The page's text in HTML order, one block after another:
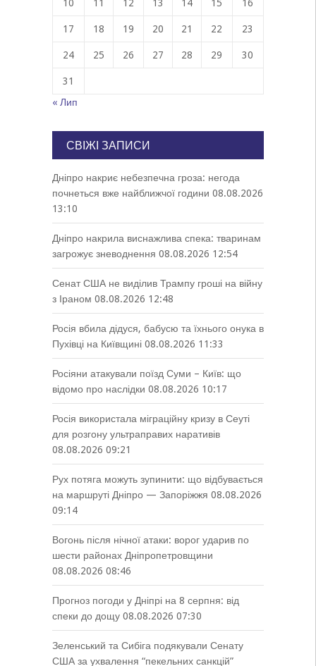
10 11 12 13 14 15 16
17 18 19 20 21 22 23
24 25 26 27 28 29 30
31
« Лип
СВІЖІ ЗАПИСИ
Дніпро накриє небезпечна гроза: негода
почнеться вже найближчої години 08.08.2026
13:10
Дніпро накрила виснажлива спека: тваринам
загрожує зневоднення 08.08.2026 12:54
Сенат США не виділив Трампу гроші на війну
з Іраном 08.08.2026 12:48
Росія вбила дідуся, бабусю та їхнього онука в
Пухівці на Київщині 08.08.2026 11:33
Росіяни атакували поїзд Суми – Київ: що
відомо про наслідки 08.08.2026 10:17
Росія використала міграційну кризу в Сеуті
для розгону ультраправих наративів
08.08.2026 09:21
Рух потяга можуть зупинити: що відбувається
на маршруті Дніпро — Запоріжжя 08.08.2026
09:14
Вогонь після нічної атаки: ворог ударив по
шести районах Дніпропетровщини
08.08.2026 08:46
Прогноз погоди у Дніпрі на 8 серпня: від
спеки до дощу 08.08.2026 07:30
Зеленський та Сибіга подякували Сенату
США за ухвалення “пекельних санкцій”